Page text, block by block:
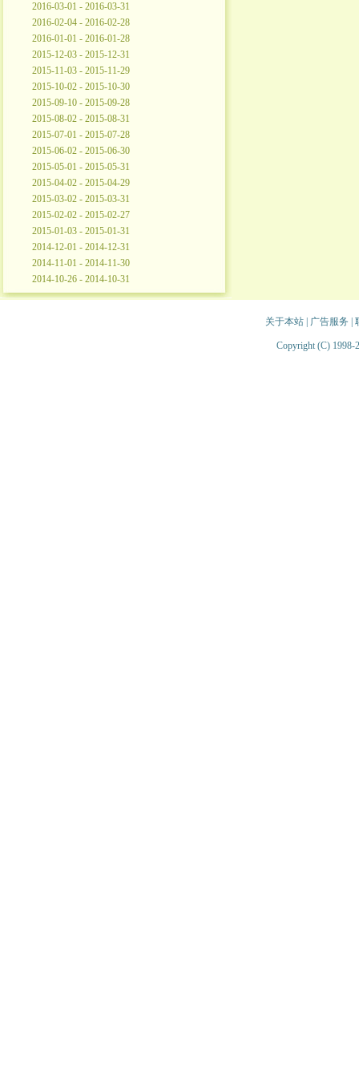
2016-03-01 - 2016-03-31
2016-02-04 - 2016-02-28
2016-01-01 - 2016-01-28
2015-12-03 - 2015-12-31
2015-11-03 - 2015-11-29
2015-10-02 - 2015-10-30
2015-09-10 - 2015-09-28
2015-08-02 - 2015-08-31
2015-07-01 - 2015-07-28
2015-06-02 - 2015-06-30
2015-05-01 - 2015-05-31
2015-04-02 - 2015-04-29
2015-03-02 - 2015-03-31
2015-02-02 - 2015-02-27
2015-01-03 - 2015-01-31
2014-12-01 - 2014-12-31
2014-11-01 - 2014-11-30
2014-10-26 - 2014-10-31
关于本站| 广告服务
Copyright (C) 1998-